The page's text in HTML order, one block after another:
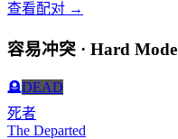
查看配对 →
容易冲突 · Hard Mode
🪦DEAD
死者
The Departed